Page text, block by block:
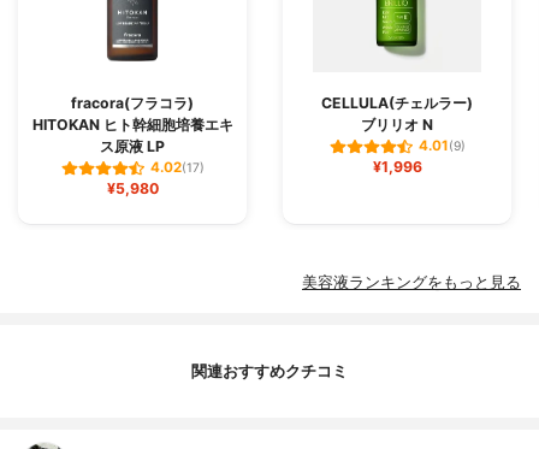
fracora(フラコラ)
HITOKAN ヒト幹細胞培養エキ
ス原液 LP
4.02(17)
¥5,980
CELLULA(チェルラー)
ブリリオ N
4.01(9)
¥1,996
美容液ランキングをもっと見る
関連おすすめクチコミ